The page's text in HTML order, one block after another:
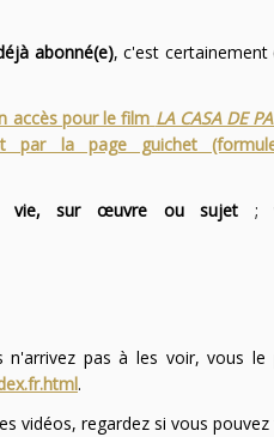
abonné(e), c'est
accès pour le film LA CASA DE
par la page guichet
vie, sur œuvre ou sujet ;
pas à les voir, vous
.
vidéos, regardez si vous